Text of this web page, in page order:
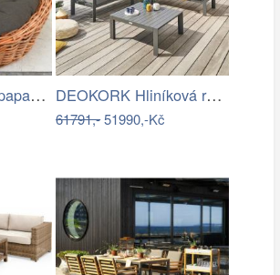
FaKOPA UBUD - papasan z ratanu… DEOKORK Hliníková rohová sestava…
61791,-51990,-Kč